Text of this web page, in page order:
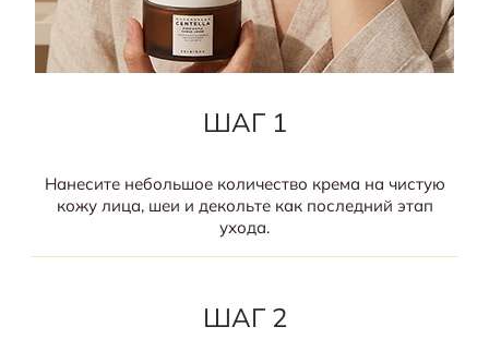
ШАГ 1
Нанесите небольшое количество крема на чистую
кожу лица, шеи и декольте как последний этап
ухода.
ШАГ 2